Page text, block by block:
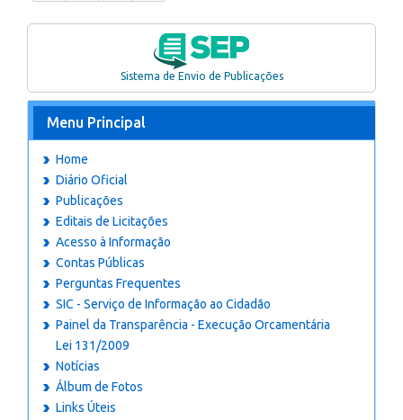
Sistema de Envio de Publicações
Menu Principal
Home
Diário Oficial
Publicações
Editais de Licitações
Acesso à Informação
Contas Públicas
Perguntas Frequentes
SIC - Serviço de Informação ao Cidadão
Painel da Transparência - Execução Orcamentária
Lei 131/2009
Notícias
Álbum de Fotos
Links Úteis